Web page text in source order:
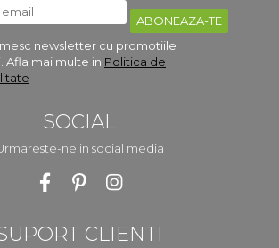
newsletter cu promotiile
Afla mai multe in Politica de
SOCIAL
ne in social media
CLIENTI